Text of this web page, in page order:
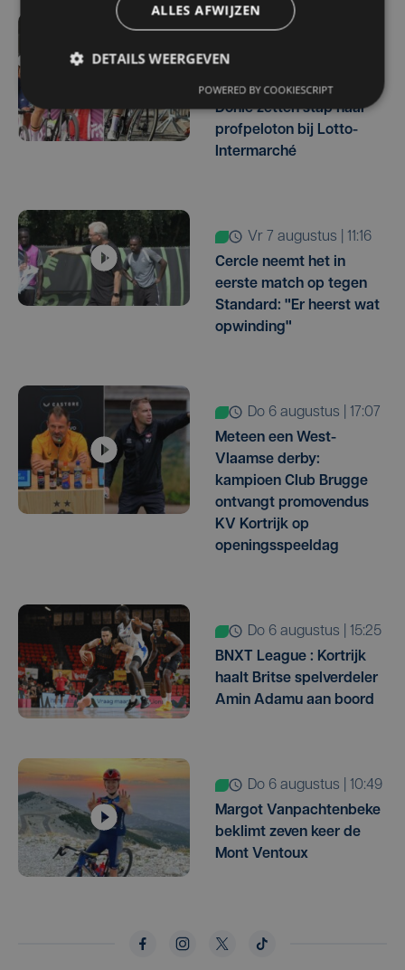
West-Vlamingen Victor
Vaneeckhoutte en Milan
Donie zetten stap naar
profpeloton bij Lotto-
Intermarché
vr 7 augustus | 11:16
Cercle neemt het in
eerste match op tegen
Standard: "Er heerst wat
opwinding"
do 6 augustus | 17:07
Meteen een West-
Vlaamse derby:
kampioen Club Brugge
ontvangt promovendus
KV Kortrijk op
openingsspeeldag
do 6 augustus | 15:25
BNXT League : Kortrijk
haalt Britse spelverdeler
Amin Adamu aan boord
do 6 augustus | 10:49
Margot Vanpachtenbeke
beklimt zeven keer de
Mont Ventoux
ALLES AFWIJZEN
DETAILS WEERGEVEN
POWERED BY COOKIESCRIPT